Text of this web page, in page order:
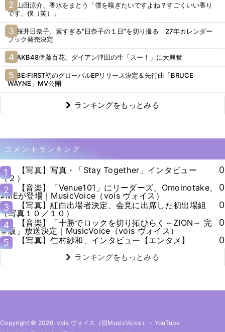
山田涼介、香水をまとう「僕を嗅ぎたいですよね？すごくいい香り
です、僕（笑）」
桜井日奈子、素すぎる“日奈子の１日”を切り撮る 27年カレンダー
ブック発売決定
AKB48伊藤百花、ダイアン津田の生「スー！」に大興奮
BE:FIRST初のグローバルEPリリース決定＆先行曲「BRUCE
WAYNE」MV公開
ランキングをもっとみる
コメントランキング
1
【写真】写真・「Stay Together」インタビュー
（２）
0
2
【音楽】「Venue101」にリーダーズ、Omoinotake、
≠MEが登場｜MusicVoice（vois ヴォイス）
0
3
【写真】紅白出場者決定、会見に出席した初出場組
（写真１０／１０）
0
4
【音楽】「十勝でロックを切り拓ひらく～ZION～ 完
全版」放送決定｜MusicVoice（vois ヴォイス）
0
5
【写真】仁村紗和、インタビュー【エンタメ】 0
ランキングをもっとみる
Copyright © 2026. vois ヴォイス（旧MusicVoice） - YouTube